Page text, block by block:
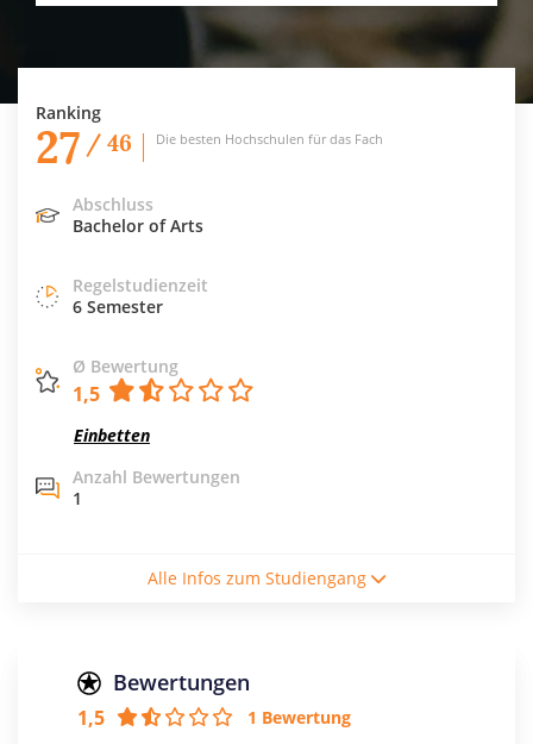
Ranking
27 / 46 Die besten Hochschulen für das Fach
Abschluss
Bachelor of Arts
Regelstudienzeit
6 Semester
Ø Bewertung
1,5
Einbetten
Anzahl Bewertungen
1
Vollzeitstudium
Creditpoints
Alle Infos zum Studiengang
Bewertungen
1,5 1 Bewertung